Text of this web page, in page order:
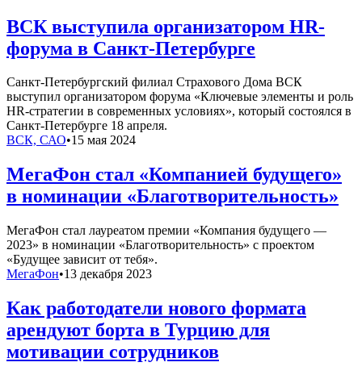
ВСК выступила организатором HR-
форума в Санкт-Петербурге
Санкт-Петербургский филиал Страхового Дома ВСК
выступил организатором форума «Ключевые элементы и роль
HR-стратегии в современных условиях», который состоялся в
Санкт-Петербурге 18 апреля.
ВСК, САО•15 мая 2024
МегаФон стал «Компанией будущего»
в номинации «Благотворительность»
МегаФон стал лауреатом премии «Компания будущего —
2023» в номинации «Благотворительность» с проектом
«Будущее зависит от тебя».
МегаФон•13 декабря 2023
Как работодатели нового формата
арендуют борта в Турцию для
мотивации сотрудников